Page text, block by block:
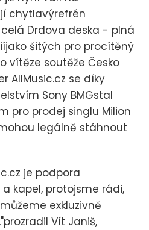
chytlavýrefrén
Drdova deska - plná
šitých pro procítěný
vítěze soutěže Česko
AllMusic.cz se díky
Sony BMGstal
pro prodej singlu Milion
legálně stáhnout
je podpora
kapel, protojsme rádi,
exkluzivně
Vít Janiš,